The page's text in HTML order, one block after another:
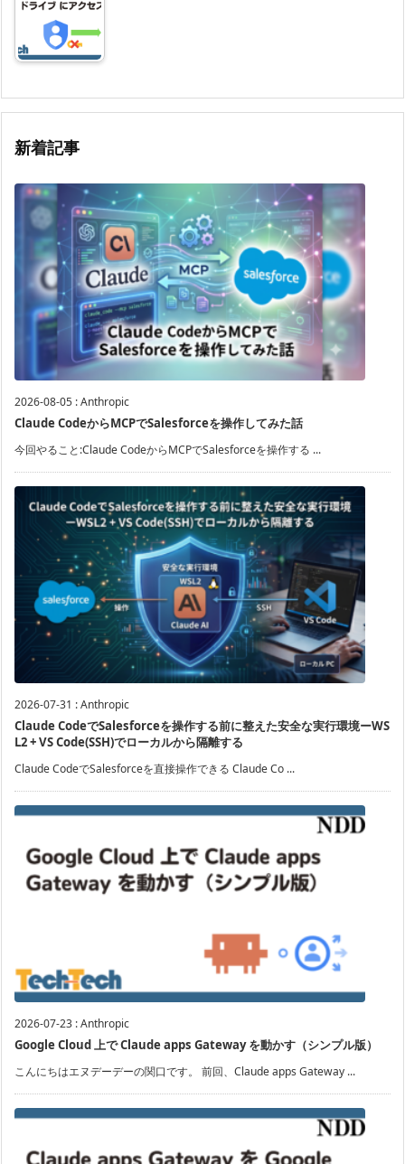
新着記事
2026-08-05 :Anthropic
Claude CodeからMCPでSalesforceを操作してみた話
今回やること:Claude CodeからMCPでSalesforceを操作する ...
2026-07-31 :Anthropic
Claude CodeでSalesforceを操作する前に整えた安全な実行環境ーWS
L2 + VS Code(SSH)でローカルから隔離する
Claude CodeでSalesforceを直接操作できる Claude Co ...
2026-07-23 :Anthropic
Google Cloud 上で Claude apps Gateway を動かす（シンプル版）
こんにちはエヌデーデーの関口です。 前回、Claude apps Gateway ...